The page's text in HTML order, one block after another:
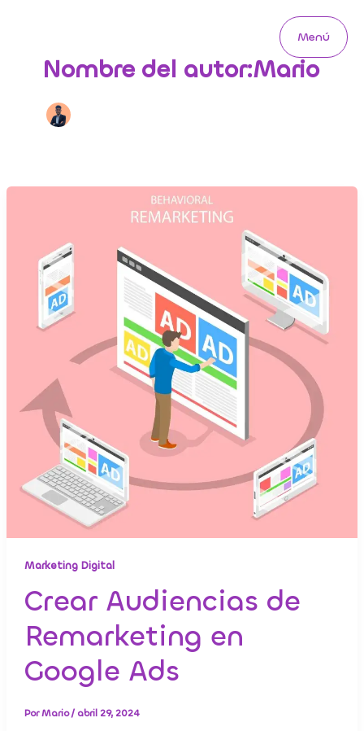
Main
Menu
Menú
Nombre del autor:Mario
Marketing Digital
Crear Audiencias de
Remarketing en
Google Ads
PorMario/ abril 29, 2024